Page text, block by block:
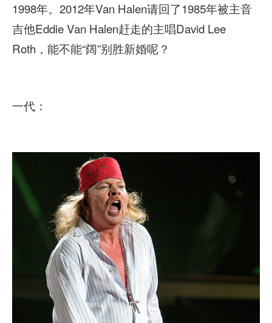
1998年。2012年Van Halen请回了1985年被主音
吉他Eddie Van Halen赶走的主唱David Lee
Roth，能不能“阔”别胜新婚呢？
一代：